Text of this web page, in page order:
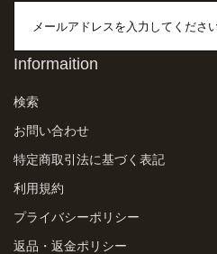
Informaition
検索
お問い合わせ
特定商取引法に基づく表記
利用規約
プライバシーポリシー
返品・返金ポリシー